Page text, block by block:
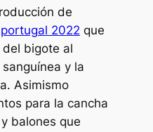
de
2022 que
bigote al
y la
Asimismo
para la cancha
balones que